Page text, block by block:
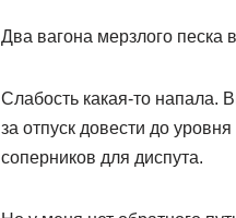
Два вагона мерзлого песка
Слабость какая-то напала.
за отпуск довести до
соперников для диспута.